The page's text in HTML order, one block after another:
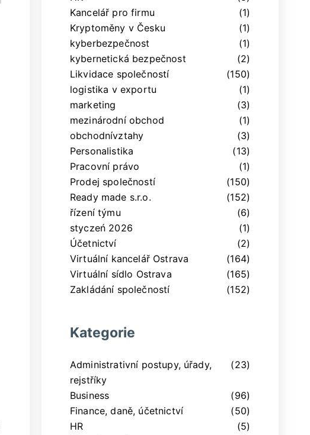
Kancelář pro firmu
(1)
Kryptoměny v Česku
(1)
kyberbezpečnost
(1)
kybernetická bezpečnost
(2)
Likvidace společností
(150)
logistika v exportu
(1)
marketing
(3)
mezinárodní obchod
(1)
obchodnívztahy
(3)
Personalistika
(13)
Pracovní právo
(1)
Prodej společností
(150)
Ready made s.r.o.
(152)
řízení týmu
(6)
styczeń 2026
(1)
Účetnictví
(2)
Virtuální kancelář Ostrava
(164)
Virtuální sídlo Ostrava
(165)
Zakládání společností
(152)
Kategorie
Administrativní postupy, úřady,
rejstříky
(23)
Business
(96)
Finance, daně, účetnictví
(50)
HR
(5)